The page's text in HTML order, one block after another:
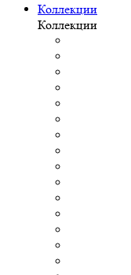
Коллекции
Коллекции